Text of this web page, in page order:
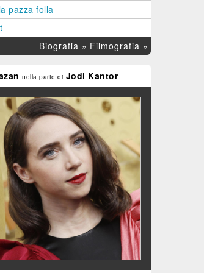
STORIA DEL
E DELLA NINA
Randi
3.00/5
UN OGGI ALLA VOLTA
REGIA
Nicola
Conversa
pazza folla
Biografia » Filmografia »
nella parte di Jodi Kantor